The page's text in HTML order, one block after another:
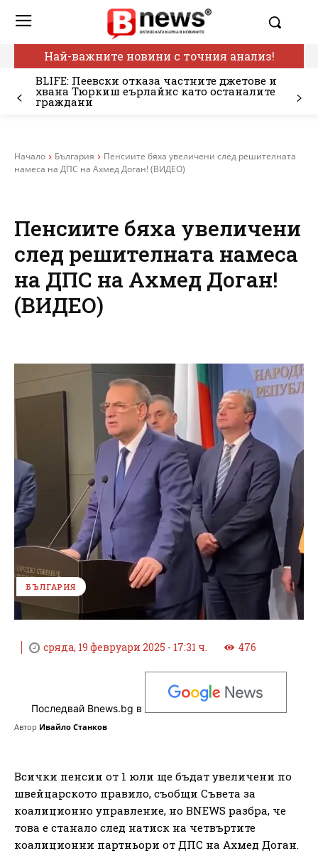
Най-важните новини с точния анализ!
BLIFE: Пеевски отказа частните джетове и
хвана Тюркиш еърлайнс като останалите
граждани
Начало България
Пенсиите бяха увеличени след решителната
намеса на ДПС на Ахмед Доган! (ВИДЕО)
Пенсиите бяха увеличени
след решителната намеса
на ДПС на Ахмед Доган!
(ВИДЕО)
БЪЛГАРИЯ
сряда, 19 февруари 2025 - 17:31 ч. 476
Последвай Bnews.bg в
Автор Ивайло Станков
Всички пенсии от 1 юли ще бъдат увеличени по
швейцарското правило, съобщи Съвета за
коалиционно управление, но BNEWS разбра, че
това е станало след натиск на четвъртите
коалиционни партньори от ДПС на Ахмед Доган.